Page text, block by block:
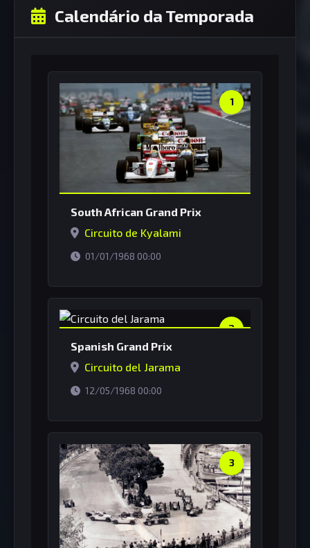
Calendário da Temporada
1
South African Grand Prix
Circuito de Kyalami
01/01/1968 00:00
2
Spanish Grand Prix
Circuito del Jarama
12/05/1968 00:00
3